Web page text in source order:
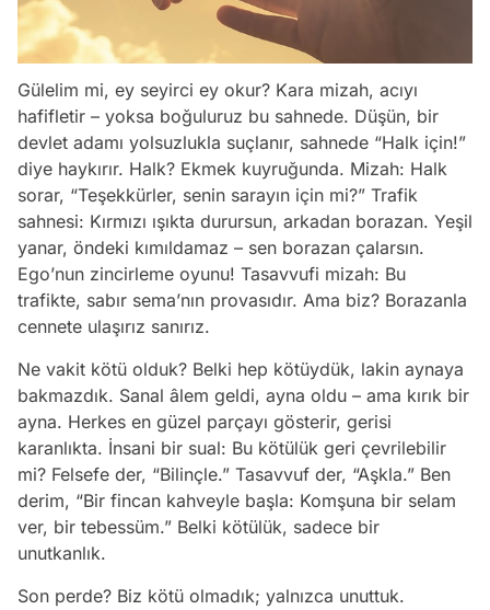
Gülelim mi, ey seyirci ey okur? Kara mizah, acıyı
hafifletir – yoksa boğuluruz bu sahnede. Düşün, bir
devlet adamı yolsuzlukla suçlanır, sahnede “Halk için!”
diye haykırır. Halk? Ekmek kuyruğunda. Mizah: Halk
sorar, “Teşekkürler, senin sarayın için mi?” Trafik
sahnesi: Kırmızı ışıkta durursun, arkadan borazan. Yeşil
yanar, öndeki kımıldamaz – sen borazan çalarsın.
Ego’nun zincirleme oyunu! Tasavvufi mizah: Bu
trafikte, sabır sema’nın provasıdır. Ama biz? Borazanla
cennete ulaşırız sanırız.
Ne vakit kötü olduk? Belki hep kötüydük, lakin aynaya
bakmazdık. Sanal âlem geldi, ayna oldu – ama kırık bir
ayna. Herkes en güzel parçayı gösterir, gerisi
karanlıkta. İnsani bir sual: Bu kötülük geri çevrilebilir
mi? Felsefe der, “Bilinçle.” Tasavvuf der, “Aşkla.” Ben
derim, “Bir fincan kahveyle başla: Komşuna bir selam
ver, bir tebessüm.” Belki kötülük, sadece bir
unutkanlık.
Son perde? Biz kötü olmadık; yalnızca unuttuk.